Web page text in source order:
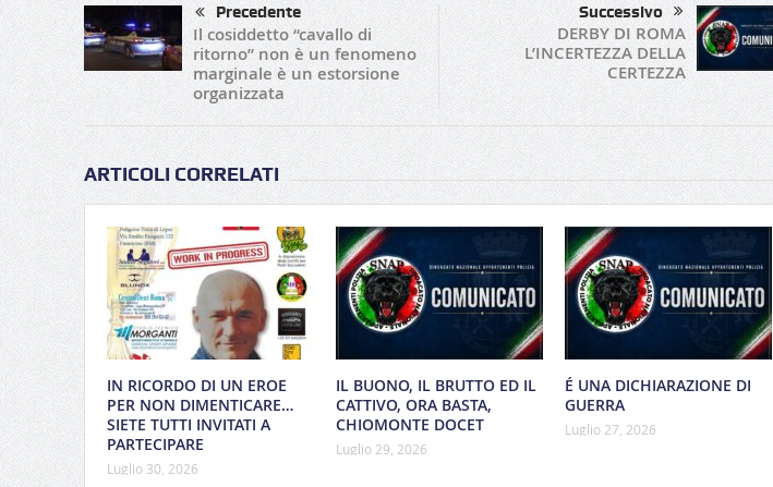
Precedente
Il cosiddetto “cavallo di
ritorno” non è un fenomeno
marginale è un estorsione
organizzata
Successivo
DERBY DI ROMA
L’INCERTEZZA DELLA
CERTEZZA
ARTICOLI CORRELATI
IN RICORDO DI UN EROE
PER NON DIMENTICARE…
SIETE TUTTI INVITATI A
PARTECIPARE
Luglio 30, 2026
IL BUONO, IL BRUTTO ED IL
CATTIVO, ORA BASTA,
CHIOMONTE DOCET
Luglio 29, 2026
É UNA DICHIARAZIONE DI
GUERRA
Luglio 27, 2026